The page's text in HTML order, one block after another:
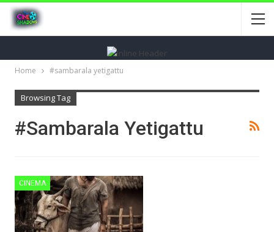
Home #sambarala yetigattu
Browsing Tag
#sambarala Yetigattu
CINEMA